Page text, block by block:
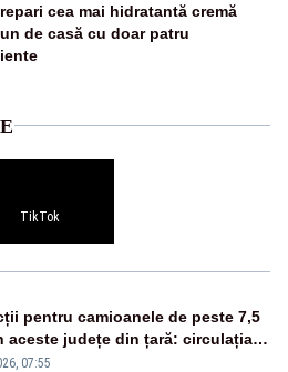
cea mai hidratantă cremă
de casă cu doar patru
TikTok
pentru camioanele de peste 7,5
aceste județe din țară: circulația
luni, între orele 12:00 și
07:55